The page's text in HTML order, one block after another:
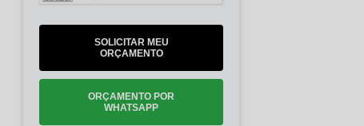
SOLICITAR MEU
ORÇAMENTO
ORÇAMENTO POR
WHATSAPP